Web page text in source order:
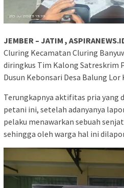
JEMBER – JATIM ,
Cluring Kecamatan Cluring
diringkus Tim Kalong Satreskrim
Dusun Kebonsari Desa Balung
Terungkapnya aktifitas pria yang
petani ini, setelah adanyanya
pelaku menawarkan sebuah
sehingga oleh warga hal ini